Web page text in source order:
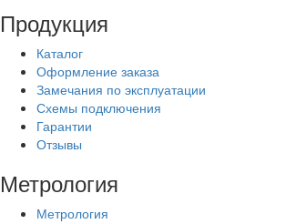
Продукция
Каталог
Оформление заказа
Замечания по эксплуатации
Схемы подключения
Гарантии
Отзывы
Метрология
Метрология